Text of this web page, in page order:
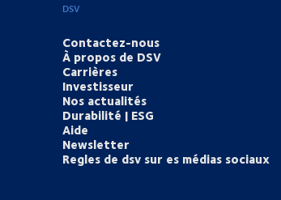
DSV
Contactez-nous
À propos de DSV
Carrières
Investisseur
Nos actualités
Durabilité | ESG
Aide
Newsletter
Regles de dsv sur es médias sociaux